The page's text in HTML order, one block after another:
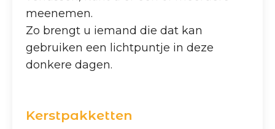
meenemen.
Zo brengt u iemand die dat kan
gebruiken een lichtpuntje in deze
donkere dagen.
Kerstpakketten